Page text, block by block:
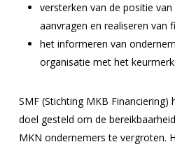
versterken van de positie
aanvragen en realiseren van
het informeren van
organisatie met het
SMF (Stichting MKB
doel gesteld om de
MKN ondernemers te vergroten.